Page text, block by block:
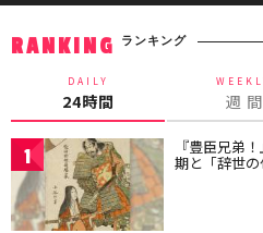
RANKING ランキング
DAILY
24時間 週 間
1 『豊臣兄弟
期と「辞世